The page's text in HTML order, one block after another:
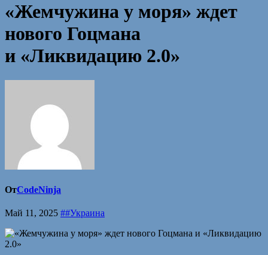
«Жемчужина у моря» ждет
нового Гоцмана
и «Ликвидацию 2.0»
ОтCodeNinja
Май 11, 2025 ##Украина